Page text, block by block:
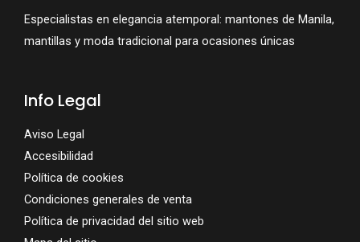
Especialistas en elegancia atemporal: mantones de Manila,
mantillas y moda tradicional para ocasiones únicas
Info Legal
Aviso Legal
Accesibilidad
Política de cookies
Condiciones generales de venta
Política de privacidad del sitio web